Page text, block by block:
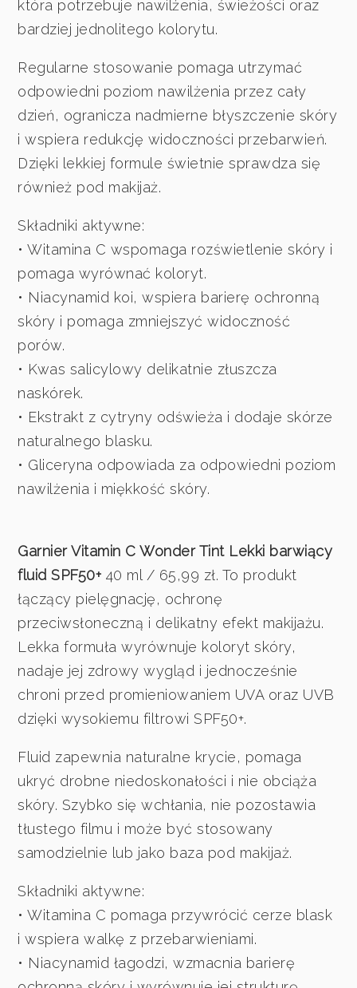
która potrzebuje nawilżenia, świeżości oraz
bardziej jednolitego kolorytu.
Regularne stosowanie pomaga utrzymać
odpowiedni poziom nawilżenia przez cały
dzień, ogranicza nadmierne błyszczenie skóry
i wspiera redukcję widoczności przebarwień.
Dzięki lekkiej formule świetnie sprawdza się
również pod makijaż.
Składniki aktywne:
• Witamina C wspomaga rozświetlenie skóry i
pomaga wyrównać koloryt.
• Niacynamid koi, wspiera barierę ochronną
skóry i pomaga zmniejszyć widoczność
porów.
• Kwas salicylowy delikatnie złuszcza
naskórek.
• Ekstrakt z cytryny odświeża i dodaje skórze
naturalnego blasku.
• Gliceryna odpowiada za odpowiedni poziom
nawilżenia i miękkość skóry.
Garnier Vitamin C Wonder Tint Lekki barwiący
fluid SPF50+ 40 ml / 65,99 zł. To produkt
łączący pielęgnację, ochronę
przeciwsłoneczną i delikatny efekt makijażu.
Lekka formuła wyrównuje koloryt skóry,
nadaje jej zdrowy wygląd i jednocześnie
chroni przed promieniowaniem UVA oraz UVB
dzięki wysokiemu filtrowi SPF50+.
Fluid zapewnia naturalne krycie, pomaga
ukryć drobne niedoskonałości i nie obciąża
skóry. Szybko się wchłania, nie pozostawia
tłustego filmu i może być stosowany
samodzielnie lub jako baza pod makijaż.
Składniki aktywne:
• Witamina C pomaga przywrócić cerze blask
i wspiera walkę z przebarwieniami.
• Niacynamid łagodzi, wzmacnia barierę